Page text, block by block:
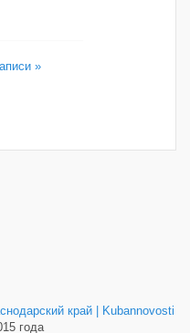
»
край | Kubannovosti
года